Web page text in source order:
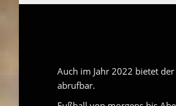
Auch im Jahr 2022 bietet
abrufbar.